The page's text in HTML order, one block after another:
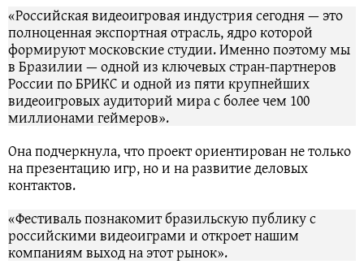
«Российская видеоигровая индустрия сегодня — это
полноценная экспортная отрасль, ядро которой
формируют московские студии. Именно поэтому мы
в Бразилии — одной из ключевых стран-партнеров
России по БРИКС и одной из пяти крупнейших
видеоигровых аудиторий мира с более чем 100
миллионами геймеров».
Она подчеркнула, что проект ориентирован не только
на презентацию игр, но и на развитие деловых
контактов.
«Фестиваль познакомит бразильскую публику с
российскими видеоиграми и откроет нашим
компаниям выход на этот рынок».